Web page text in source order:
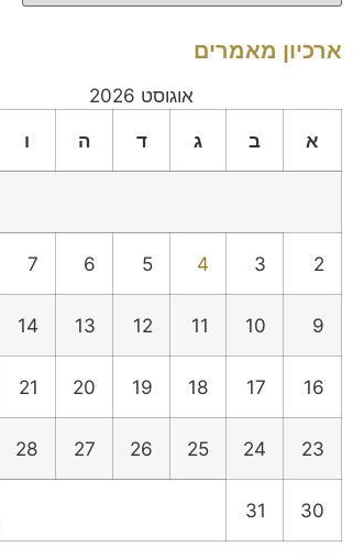
ארכיון מאמרים
אוגוסט 2026
א
ב ג ד ה ו
2
3
4
5
6
7
9
10
11
12
13
14
16
17
18
19
20
21
23
24
25
26
27
28
30
31